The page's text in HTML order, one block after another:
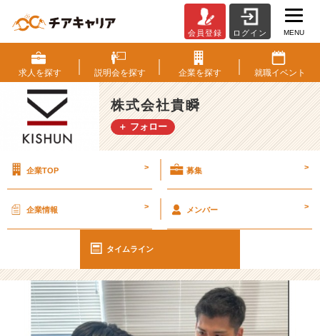
入
れ
の
法
人
営
【株
社
貴
の
タ
イ
ム
会員登録 ログイン MENU
求人を探す 説明会を探す 企業を探す 就職イベント
株式会社貴瞬
＋ フォロー
企業TOP > 募集 >
企業情報 > メンバー >
タイムライン